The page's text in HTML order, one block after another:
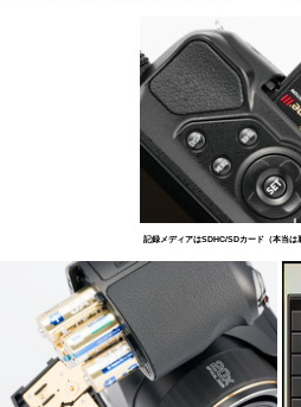
記録メディアはSDHC/SDカード（本当は